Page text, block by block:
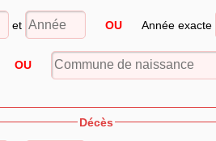
et OU Année exacte
OU
Décès